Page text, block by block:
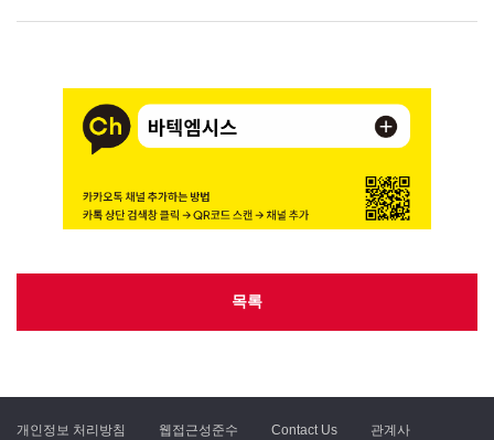
목록
개인정보 처리방침 웹접근성준수 Contact Us 관계사